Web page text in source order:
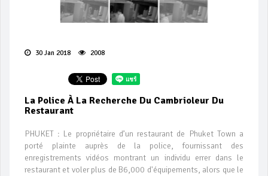
30 Jan 2018 2008
La Police À La Recherche Du Cambrioleur Du
Restaurant
PHUKET : Le propriétaire d’un restaurant de Phuket Town a
porté plainte auprès de la police, fournissant des
enregistrements vidéos montrant un individu errer dans le
restaurant et voler plus de B6,000 d'équipements, alors que le